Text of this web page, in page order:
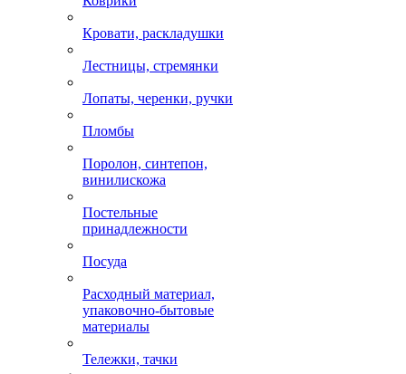
Кровати, раскладушки
Лестницы, стремянки
Лопаты, черенки, ручки
Пломбы
Поролон, синтепон,
винилискожа
Постельные
принадлежности
Посуда
Расходный материал,
упаковочно-бытовые
материалы
Тележки, тачки